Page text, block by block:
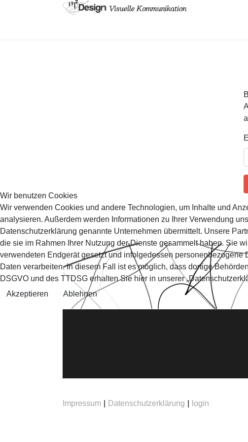
Impressum Datenschutzerklärung login
Wir benutzen Cookies
Wir verwenden Cookies und andere Technologien, um Inhalte und
analysieren. Außerdem werden Informationen zu Ihrer Verwendung
Datenschutzerklärung genannte Unternehmen übermittelt. Unsere
die sie im Rahmen Ihrer Nutzung der Dienste gesammelt haben. Sie
verwendeten Endgerät gesetzt und infolgedessen
Daten verarbeiten. In diesem Fall ist es möglich, dass dortige
DSGVO und des TTDSG erhalten Sie hier in unserer
Akzeptieren
Ablehnen